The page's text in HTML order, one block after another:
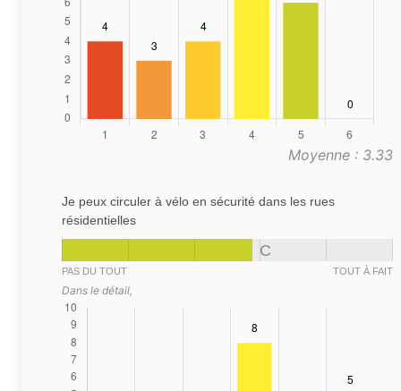
Moyenne : 3.33
Je peux circuler à vélo en sécurité dans les rues
résidentielles
C
PAS DU TOUT TOUT À FAIT
Dans le détail,